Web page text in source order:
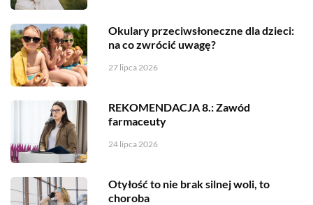
Okulary przeciwsłoneczne dla dzieci:
na co zwrócić uwagę?
27 lipca 2026
REKOMENDACJA 8.: Zawód
farmaceuty
24 lipca 2026
Otyłość to nie brak silnej woli, to
choroba